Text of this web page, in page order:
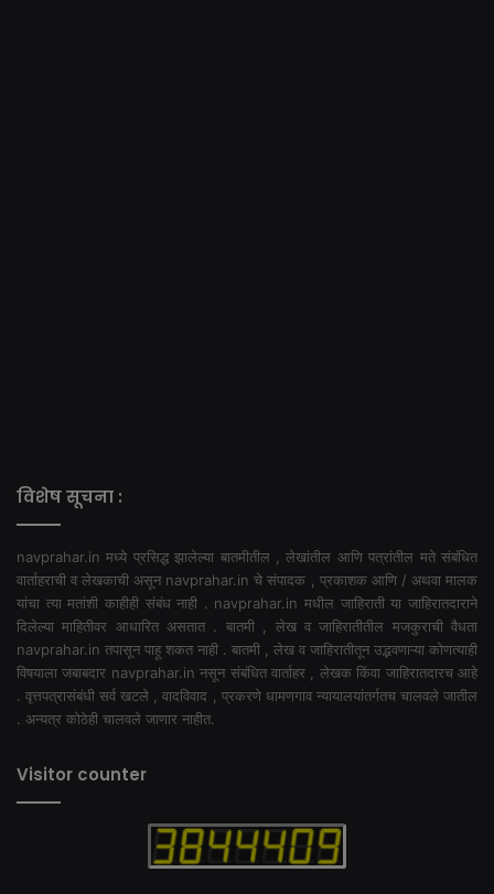
विशेष सूचना :
navprahar.in मध्ये प्रसिद्ध झालेल्या बातमीतील , लेखांतील आणि पत्रांतील मते संबंधित
वार्ताहराची व लेखकाची असून navprahar.in चे संपादक , प्रकाशक आणि / अथवा मालक
यांचा त्या मतांशी काहीही संबंध नाही . navprahar.in मधील जाहिराती या जाहिरातदाराने
दिलेल्या माहितीवर आधारित असतात . बातमी , लेख व जाहिरातीतील मजकुराची वैधता
navprahar.in तपासून पाहू शकत नाही . बातमी , लेख व जाहिरातीतून उद्भवणाऱ्या कोणत्याही
विषयाला जबाबदार navprahar.in नसून संबंधित वार्ताहर , लेखक किंवा जाहिरातदारच आहे
. वृत्तपत्रासंबंधी सर्व खटले , वादविवाद , प्रकरणे धामणगाव न्यायालयांतर्गतच चालवले जातील
. अन्यत्र कोठेही चालवले जाणार नाहीत.
Visitor counter